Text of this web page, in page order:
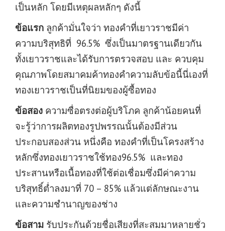
เป็นหลัก โดยมีเหตุผลหลักๆ ดังนี้
ข้อแรก ลูกค้ามั่นใจว่า ทองคำที่เยาวราชมีค่า
ความบริสุทธิที่ 96.5% ซึ่งเป็นมาตรฐานเดียวกัน
ทั้งเยาวราชและได้รับการตรวจสอบ และ ควบคุม
คุณภาพโดยสมาคมค้าทองคำความลับข้อนี้นี่เองที่
ทองเยาวราชเป็นที่นิยมของผู้ซื้อทอง
ข้อสอง ความซื่อตรงต่อผู้บริโภค ลูกค้าน้อยคนที่
จะรู้ว่าการผลิตทองรูปพรรณนั้นต้องมีส่วน
ประกอบสองส่วน หนึ่งคือ ทองคำที่เป็นโครงสร้าง
หลักซึ่งทองเยาวราชใช้ทอง96.5% และทอง
ประสานหรือเนื้อทองที่ใช้ต่อเชื่อมซึ่งมีค่าความ
บริสุทธิ์ต่ำลงมาที่ 70 – 85% แล้วแต่ลักษณะงาน
และความชำนาญของช่าง
ข้อสาม รับประกันด้วยชื่อเสียงที่สะสมมาหลายชั่ว